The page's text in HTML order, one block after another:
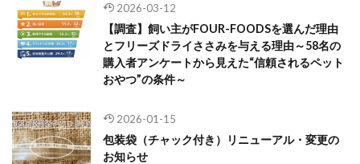
2026-03-12
【調査】飼い主がFOUR-FOODSを選んだ理由
とフリーズドライささみを与える理由～58名の
購入者アンケートから見えた“信頼されるペット
おやつ”の条件～
2026-01-15
包装袋（チャック付き）リニューアル・変更の
お知らせ